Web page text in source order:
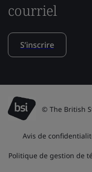
courriel
S’inscrire
© The British
Avis de
Politique de gestion de